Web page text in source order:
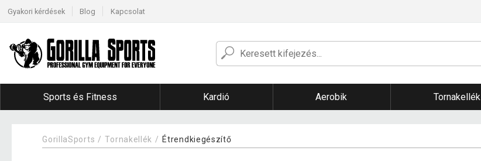
Gyakori kérdések Blog Kapcsolat
Sports és Fitness Kardió Aerobik Tornakellék
GorillaSports Tornakellék Étrendkiegészítő